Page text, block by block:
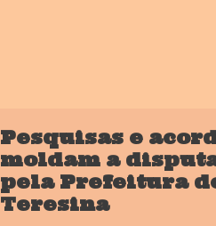
Pesquisas e
moldam a
pela Prefeitura
Teresina